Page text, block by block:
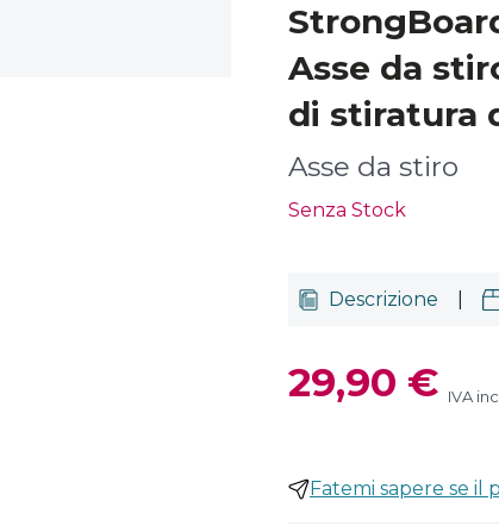
Asse da
di stiratura
Asse da stiro
Senza Stock
Descrizione
29,90 € IVA
Fatemi sapere se il